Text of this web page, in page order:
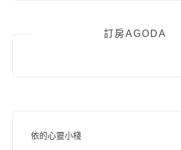
訂房AGODA
依的心靈小棧